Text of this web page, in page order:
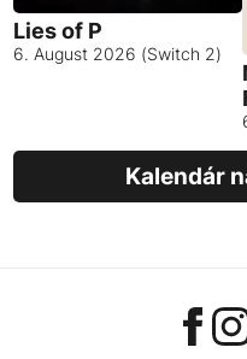
Lies of P
6. August 2026 (Switch 2)
Kalendár